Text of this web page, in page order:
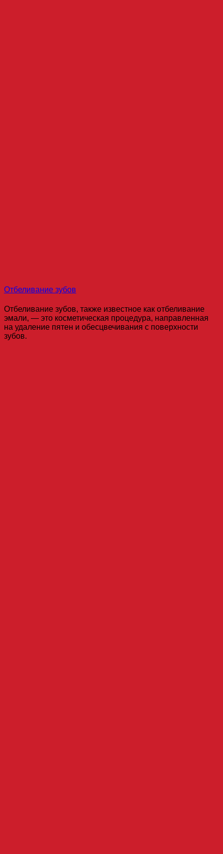
Отбеливание зубов
Отбеливание зубов, также известное как отбеливание
эмали, — это косметическая процедура, направленная
на удаление пятен и обесцвечивания с поверхности
зубов.